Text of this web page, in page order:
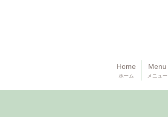
Home
ホーム
Menu
メニュー